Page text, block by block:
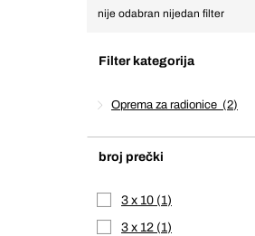
nije odabran nijedan filter
Filter kategorija
Oprema za radionice 2
broj prečki
3 x 10 1
3 x 12 1